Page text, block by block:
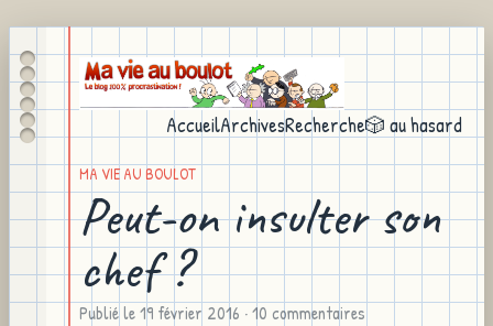
AccueilArchivesRecherche🎲 au hasard
MA VIE AU BOULOT
Peut-on insulter son
chef ?
Publié le19 février 2016 · 10 commentaires